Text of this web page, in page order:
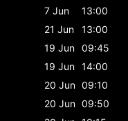
7 Jun
13:00
21 Jun
13:00
19 Jun 09:45
19 Jun 14:00
20 Jun 09:10
20 Jun 09:50